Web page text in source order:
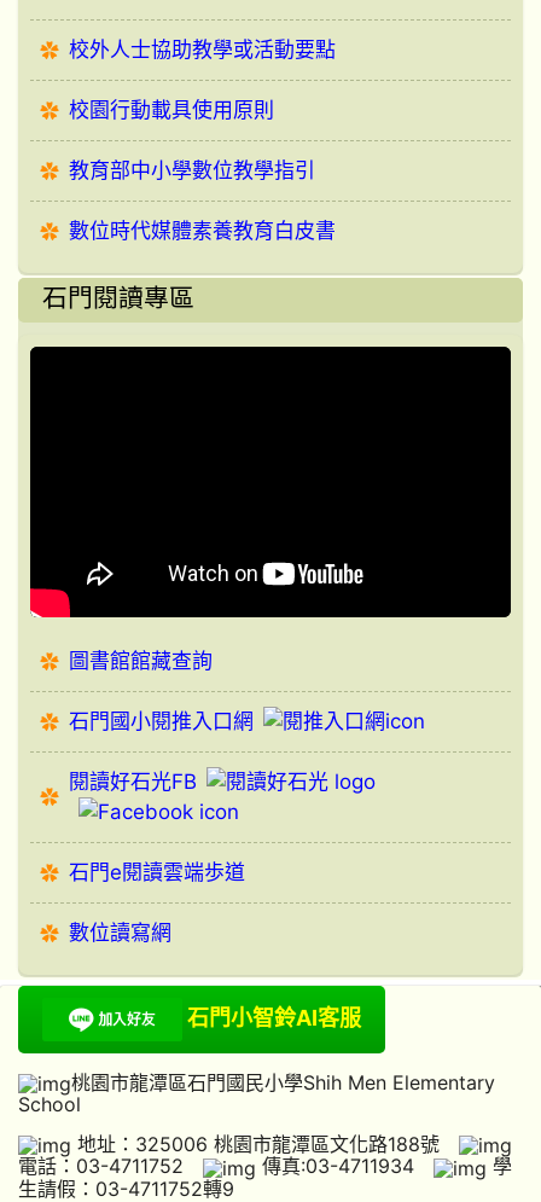
校外人士協助教學或活動要點
校園行動載具使用原則
教育部中小學數位教學指引
數位時代媒體素養教育白皮書
石門閱讀專區
圖書館館藏查詢
石門國小閱推入口網
閱讀好石光FB
石門e閱讀雲端歩道
數位讀寫網
石門小智鈴AI客服
桃園市龍潭區石門國民小學Shih Men Elementary
School
地址：325006 桃園市龍潭區文化路188號
電話：03-4711752
傳真:03-4711934
學
生請假：03-4711752轉9